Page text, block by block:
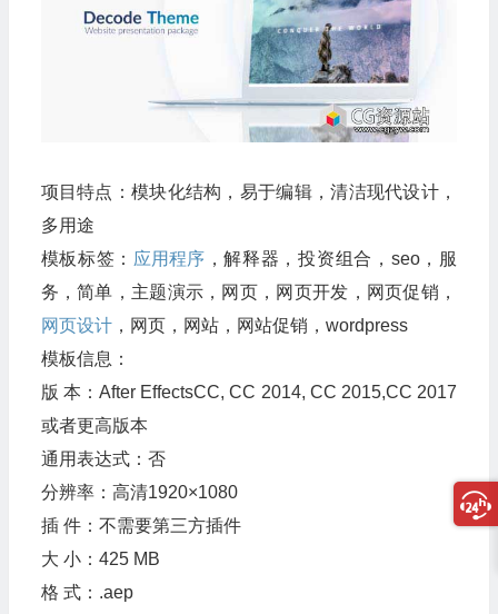
项目特点：模块化结构，易于编辑，清洁现代设计，
多用途
模板标签： 应用程序 ，解释器，投资组合，seo，服
务，简单，主题演示，网页，网页开发，网页促销，
网页设计，网页，网站，网站促销，wordpress
模板信息：
版 本：After EffectsCC, CC 2014, CC 2015,CC 2017
或者更高版本
通用表达式：否
分辨率：高清1920×1080
插 件：不需要第三方插件
大 小：425 MB
格 式：.aep